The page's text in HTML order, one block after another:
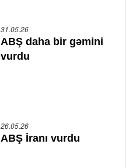
31.05.26
ABŞ daha bir gəmini
vurdu
26.05.26
ABŞ İranı vurdu